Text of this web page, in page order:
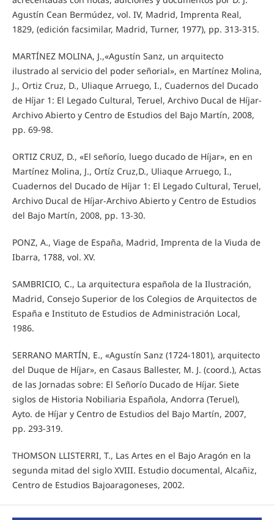
Agustín Cean Bermúdez, vol. IV, Madrid, Imprenta Real,
1829, (edición facsimilar, Madrid, Turner, 1977), pp. 313-315.
MARTÍNEZ MOLINA, J.,«Agustín Sanz, un arquitecto
ilustrado al servicio del poder señorial», en Martínez Molina,
J., Ortiz Cruz, D., Uliaque Arruego, I., Cuadernos del Ducado
de Híjar 1: El Legado Cultural, Teruel, Archivo Ducal de Híjar-
Archivo Abierto y Centro de Estudios del Bajo Martín, 2008,
pp. 69-98.
ORTIZ CRUZ, D., «El señorío, luego ducado de Híjar», en en
Martínez Molina, J., Ortíz Cruz,D., Uliaque Arruego, I.,
Cuadernos del Ducado de Híjar 1: El Legado Cultural, Teruel,
Archivo Ducal de Híjar-Archivo Abierto y Centro de Estudios
del Bajo Martín, 2008, pp. 13-30.
PONZ, A., Viage de España, Madrid, Imprenta de la Viuda de
Ibarra, 1788, vol. XV.
SAMBRICIO, C., La arquitectura española de la Ilustración,
Madrid, Consejo Superior de los Colegios de Arquitectos de
España e Instituto de Estudios de Administración Local,
1986.
SERRANO MARTÍN, E., «Agustín Sanz (1724-1801), arquitecto
del Duque de Híjar», en Casaus Ballester, M. J. (coord.), Actas
de las Jornadas sobre: El Señorío Ducado de Híjar. Siete
siglos de Historia Nobiliaria Española, Andorra (Teruel),
Ayto. de Híjar y Centro de Estudios del Bajo Martín, 2007,
pp. 293-319.
THOMSON LLISTERRI, T., Las Artes en el Bajo Aragón en la
segunda mitad del siglo XVIII. Estudio documental, Alcañiz,
Centro de Estudios Bajoaragoneses, 2002.